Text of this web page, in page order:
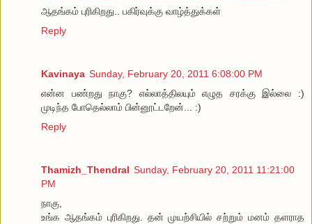
ஆதங்கம் புரிகிறது.. பகிர்வுக்கு வாழ்த்துக்கள்
Reply
Kavinaya Sunday, February 20, 2011 6:08:00 PM
என்ன பண்றது நாகு? எல்லாத்திலயும் எழுத சரக்கு இல்லை :)
முடிந்த போதெல்லாம் பின்னூட்டறேன்... :)
Reply
Thamizh_Thendral Sunday, February 20, 2011 11:21:00
PM
நாகு,
உங்க ஆதங்கம் புரிகிறது. தன் முயற்சியில் சற்றும் மனம் தளராத